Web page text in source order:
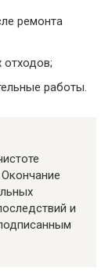
ремонта
отходов;
работы.
и